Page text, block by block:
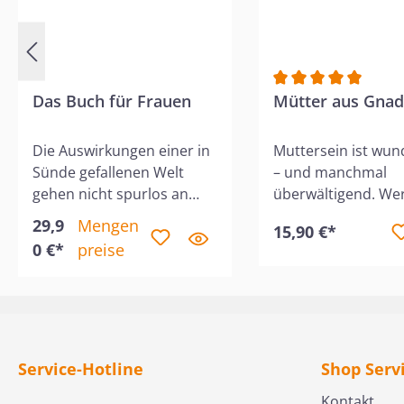
Das Buch für Frauen
Die Auswirkungen einer in
Sünde gefallenen Welt
gehen nicht spurlos an
uns vorüber. Wir
versündigen uns an
unseren Mitmenschen und
und Schwierigkeiten, unter
29,9
0 €*
Mengen
preise
Durchschnittliche
Mütter aus
Muttersein ist
– und manchmal
überwältigend.
do-Listen, das
brauchen Gottes
15,90 €*
Service-Hotline Shop